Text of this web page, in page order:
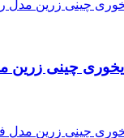
چینی زرین